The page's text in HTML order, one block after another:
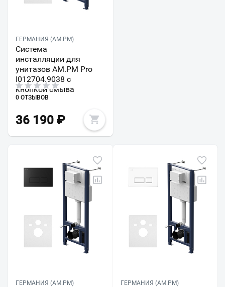
ГЕРМАНИЯ (AM.PM)
Система
инсталляции для
унитазов AM.PM Pro
I012704.9038 с
кнопкой смыва
0 ОТЗЫВОВ
36 190 ₽
ГЕРМАНИЯ (AM.PM) ГЕРМАНИЯ (AM.PM)